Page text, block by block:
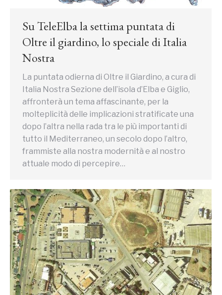
Su TeleElba la settima puntata di
Oltre il giardino, lo speciale di Italia
Nostra
La puntata odierna di Oltre il Giardino, a cura di
Italia Nostra Sezione dell’isola d’Elba e Giglio,
affronterà un tema affascinante, per la
molteplicità delle implicazioni stratificate una
dopo l’altra nella rada tra le più importanti di
tutto il Mediterraneo, un secolo dopo l’altro,
frammiste alla nostra modernità e al nostro
attuale modo di percepire…